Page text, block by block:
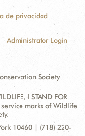
de privacidad
Administrator Login
Society
I STAND FOR
service marks of Wildlife
10460 | (718) 220-